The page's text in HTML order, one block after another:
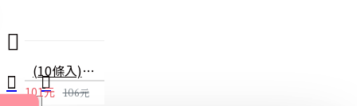
(10條入)超柔軟抹布 不沾油洗碗巾 多用途擦拭布
101元 106元